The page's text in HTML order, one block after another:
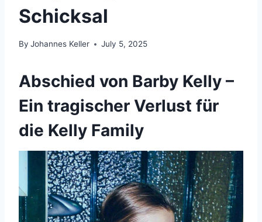
Schicksal
By Johannes Keller July 5, 2025
Abschied von Barby Kelly –
Ein tragischer Verlust für
die Kelly Family